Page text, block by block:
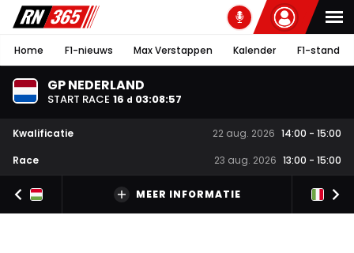
Home F1-nieuws Max Verstappen Kalender F1-stand
GP NEDERLAND
START RACE 16 d 03:08:56
Kwalificatie 22 aug. 2026 14:00 - 15:00
Race
23 aug. 2026 13:00 - 15:00
MEER INFORMATIE